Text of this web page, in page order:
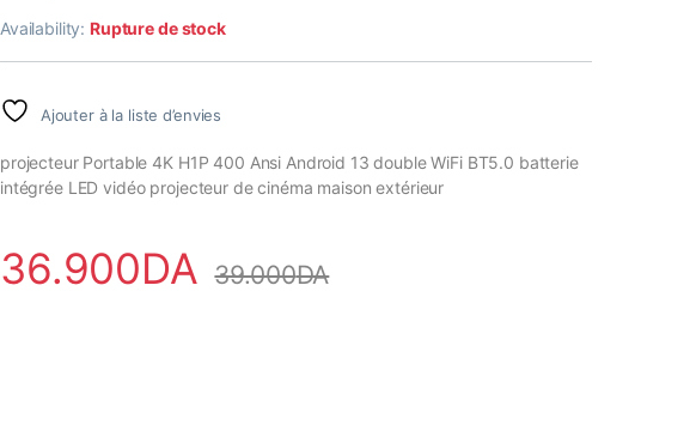
Availability:Rupture de stock
Ajouter à la liste d’envies
projecteur Portable 4K H1P 400 Ansi Android 13 double WiFi BT5.0 batterie
intégrée LED vidéo projecteur de cinéma maison extérieur
36.900DA 39.000DA